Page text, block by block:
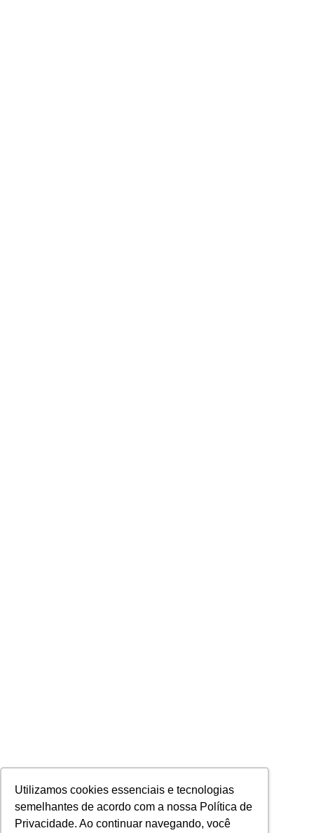
Utilizamos cookies essenciais e tecnologias
semelhantes de acordo com a nossa Política de
Privacidade. Ao continuar navegando, você